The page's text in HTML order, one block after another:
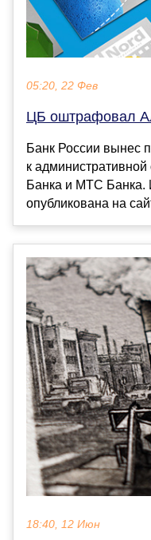
05:20, 22 Фев
ЦБ оштрафовал
Банк России вынес
к
Банка и МТС Банка.
опубликована на
18:40, 12 Июн